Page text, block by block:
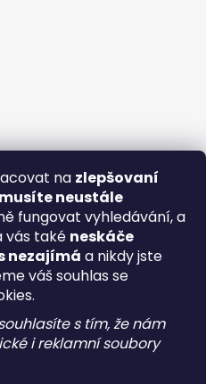
na zlepšovaní
neustále
fungovat vyhledávání, a
vás také neskáče
nezajímá a nikdy jste
váš souhlas se
s tím, že nám
i reklamní soubory